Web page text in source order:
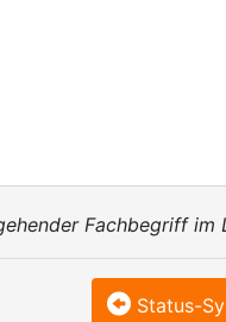
Fachbegriff im
Status-